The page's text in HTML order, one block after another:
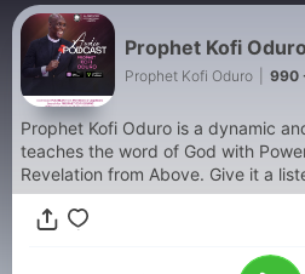
Prophet Kofi Oduro
Prophet Kofi Oduro 990
Prophet Kofi Oduro is a dynamic
teaches the word of God with
Revelation from Above. Give it a